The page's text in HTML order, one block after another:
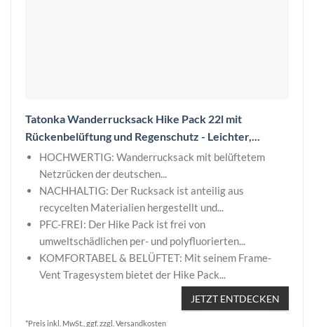
Tatonka Wanderrucksack Hike Pack 22l mit
Rückenbelüftung und Regenschutz - Leichter,...
HOCHWERTIG: Wanderrucksack mit belüftetem
Netzrücken der deutschen...
NACHHALTIG: Der Rucksack ist anteilig aus
recycelten Materialien hergestellt und...
PFC-FREI: Der Hike Pack ist frei von
umweltschädlichen per- und polyfluorierten...
KOMFORTABEL & BELÜFTET: Mit seinem Frame-
Vent Tragesystem bietet der Hike Pack...
JETZT ENTDECKEN
*Preis inkl. MwSt., ggf. zzgl. Versandkosten